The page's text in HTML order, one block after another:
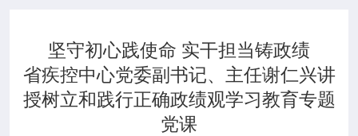
新闻动态 
工作重点 
坚守初心践使命 实干担当铸政绩
省疾控中心党委副书记、主任谢仁兴讲
授树立和践行正确政绩观学习教育专题
党课